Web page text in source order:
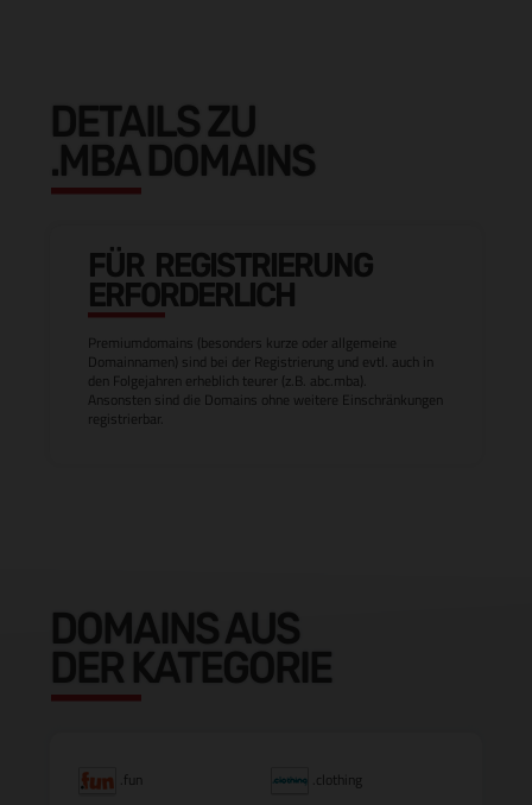
DETAILS ZU
.MBA DOMAINS
FÜR REGISTRIERUNG
ERFORDERLICH
Premiumdomains (besonders kurze oder allgemeine
Domainnamen) sind bei der Registrierung und evtl. auch in
den Folgejahren erheblich teurer (z.B. abc.mba).
Ansonsten sind die Domains ohne weitere Einschränkungen
registrierbar.
DOMAINS AUS
DER KATEGORIE
.fun
.clothing